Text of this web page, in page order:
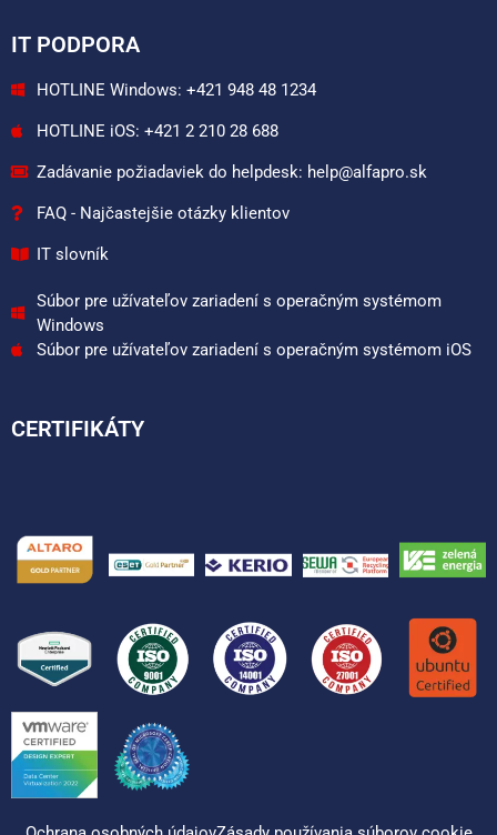
IT PODPORA
HOTLINE Windows: +421 948 48 1234
HOTLINE iOS: +421 2 210 28 688
Zadávanie požiadaviek do helpdesk: help@alfapro.sk
FAQ - Najčastejšie otázky klientov
IT slovník
Súbor pre užívateľov zariadení s operačným systémom
Windows
Súbor pre užívateľov zariadení s operačným systémom iOS
CERTIFIKÁTY